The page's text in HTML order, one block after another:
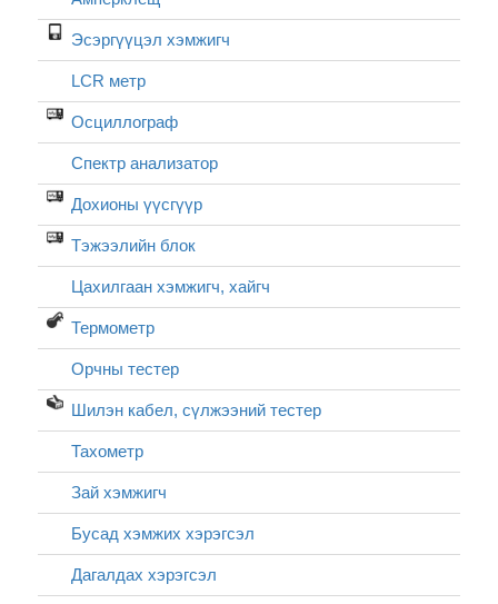
Эсэргүүцэл хэмжигч
LCR метр
Осциллограф
Спектр анализатор
Дохионы үүсгүүр
Тэжээлийн блок
Цахилгаан хэмжигч, хайгч
Термометр
Орчны тестер
Шилэн кабел, cүлжээний тестер
Тахометр
Зай хэмжигч
Бусад хэмжих хэрэгсэл
Дагалдах хэрэгсэл